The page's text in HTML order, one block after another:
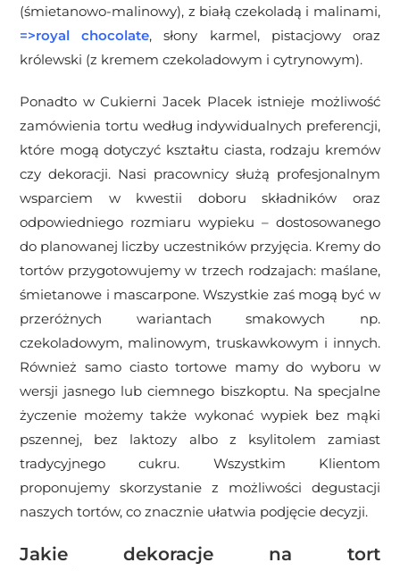
(śmietanowo-malinowy), z białą czekoladą i malinami,
=>royal chocolate, słony karmel, pistacjowy oraz
królewski (z kremem czekoladowym i cytrynowym).
Ponadto w Cukierni Jacek Placek istnieje możliwość
zamówienia tortu według indywidualnych preferencji,
które mogą dotyczyć kształtu ciasta, rodzaju kremów
czy dekoracji. Nasi pracownicy służą profesjonalnym
wsparciem w kwestii doboru składników oraz
odpowiedniego rozmiaru wypieku – dostosowanego
do planowanej liczby uczestników przyjęcia. Kremy do
tortów przygotowujemy w trzech rodzajach: maślane,
śmietanowe i mascarpone. Wszystkie zaś mogą być w
przeróżnych wariantach smakowych np.
czekoladowym, malinowym, truskawkowym i innych.
Również samo ciasto tortowe mamy do wyboru w
wersji jasnego lub ciemnego biszkoptu. Na specjalne
życzenie możemy także wykonać wypiek bez mąki
pszennej, bez laktozy albo z ksylitolem zamiast
tradycyjnego cukru. Wszystkim Klientom
proponujemy skorzystanie z możliwości degustacji
naszych tortów, co znacznie ułatwia podjęcie decyzji.
Jakie dekoracje na tort